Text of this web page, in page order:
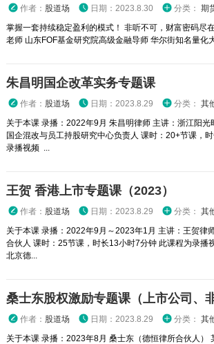
作者： 股道场 日期：2023.8.30 分类： 期
掌握一套持续稳定盈利的模式！ 非听不可，财富密码尽
老师 山东FOF基金研究院高级金融导师 华尔街知名量化
朱昌明国企改革实务专题课
作者： 股道场 日期：2023.8.29 分类： 其
关于本课 录播：2022年9月 朱昌明律师 主讲：浙江阳光
国企混改与员工持股研究中心负责人 课时：20+节课，
录播视频 ...
王贺 香港上市专题课（2023）
作者： 股道场 日期：2023.8.29 分类： 其
关于本课 录播：2022年9月～2023年1月 主讲：王贺律
合伙人 课时：25节课，时长13小时7分钟 此课程为录播
北京德...
作者： 股道场 日期：2023.8.29 分类： 其
关于本课 录播：2023年8月 桑士东（德恒律所合伙人）